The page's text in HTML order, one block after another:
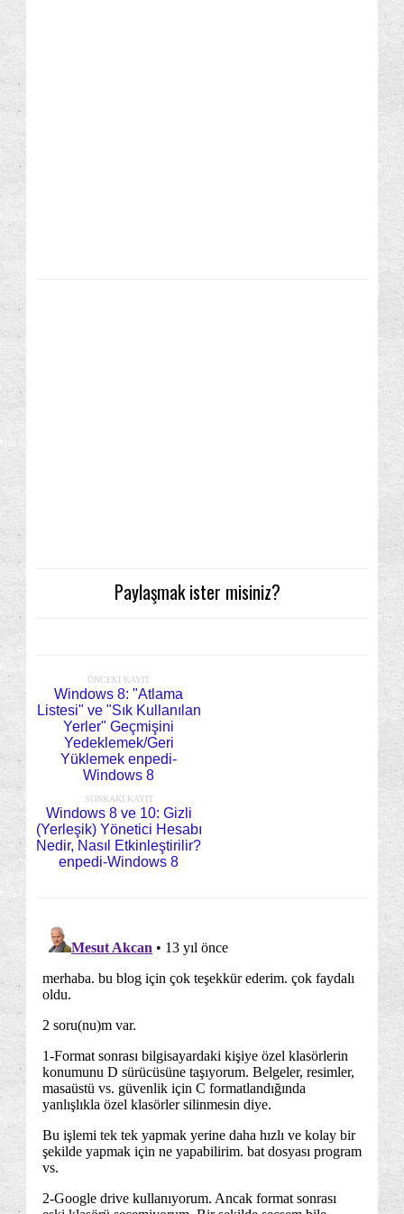
Paylaşmak ister misiniz?
ÖNCEKI KAYIT
Windows 8: "Atlama
Listesi" ve "Sık Kullanılan
Yerler" Geçmişini
Yedeklemek/Geri
Yüklemek enpedi-
Windows 8
SONRAKI KAYIT
Windows 8 ve 10: Gizli
(Yerleşik) Yönetici Hesabı
Nedir, Nasıl Etkinleştirilir?
enpedi-Windows 8